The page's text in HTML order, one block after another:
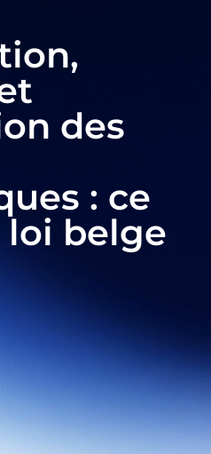
des
: ce
belge